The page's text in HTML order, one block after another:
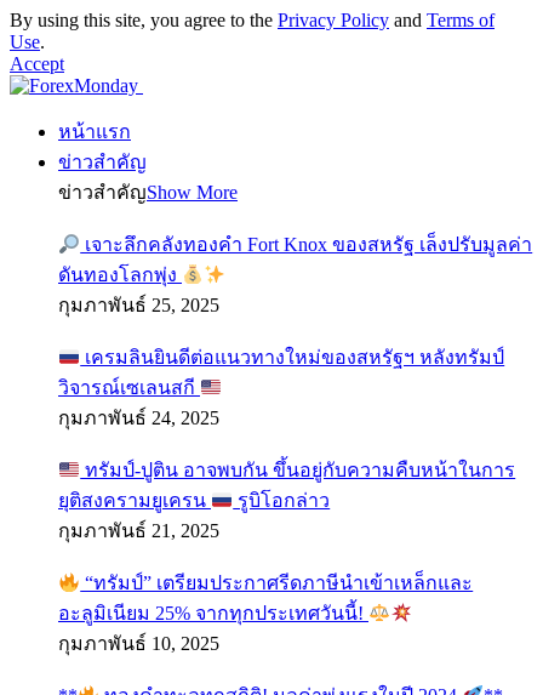
By using this site, you agree to the Privacy Policy and Terms of
Use.
Accept
หน้าแรก
ข่าวสำคัญ
ข่าวสำคัญShow More
เจาะลึกคลังทองคำ Fort Knox ของสหรัฐ เล็งปรับมูลค่า
ดันทองโลกพุ่ง
กุมภาพันธ์ 25, 2025
เครมลินยินดีต่อแนวทางใหม่ของสหรัฐฯ หลังทรัมป์
วิจารณ์เซเลนสกี
กุมภาพันธ์ 24, 2025
ทรัมป์-ปูติน อาจพบกัน ขึ้นอยู่กับความคืบหน้าในการ
ยุติสงครามยูเครน
รูบิโอกล่าว
กุมภาพันธ์ 21, 2025
“ทรัมป์” เตรียมประกาศรีดภาษีนำเข้าเหล็กและ
อะลูมิเนียม 25% จากทุกประเทศวันนี้!
กุมภาพันธ์ 10, 2025